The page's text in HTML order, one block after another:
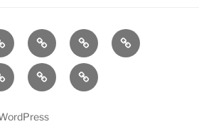
KünstlerBühnenprogramm
Impressionen
Datenschutzerklärung
Impressum